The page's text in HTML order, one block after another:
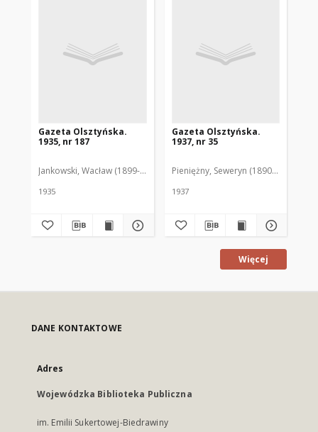
Gazeta Olsztyńska.
1935, nr 187
Jankowski, Wacław (1899-1975). Red.
1935
Gazeta Olsztyńska.
1937, nr 35
Pieniężny, Seweryn (1890-1940). Red.
1937
Więcej
DANE KONTAKTOWE
Adres
Wojewódzka Biblioteka Publiczna
im. Emilii Sukertowej-Biedrawiny